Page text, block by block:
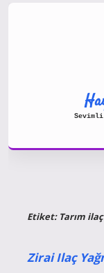
Etiket: Tarım
Zirai Ilaç